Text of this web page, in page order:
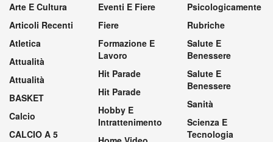
Arte E Cultura
Articoli Recenti
Atletica
Attualità
Attualità
BASKET
Calcio
CALCIO A 5
Eventi E Fiere
Fiere
Formazione E
Lavoro
Hit Parade
Hit Parade
Hobby E
Intrattenimento
Psicologicamente
Rubriche
Salute E
Benessere
Salute E
Benessere
Sanità
Scienza E
Tecnologia